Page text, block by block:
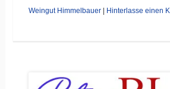
Weingut Himmelbauer
Hinterlasse einen